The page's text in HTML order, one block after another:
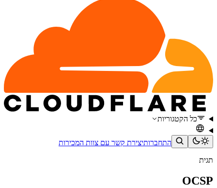
כל הקטגוריות
התחברותיצירת קשר עם צוות המכירות
תגית
OCSP